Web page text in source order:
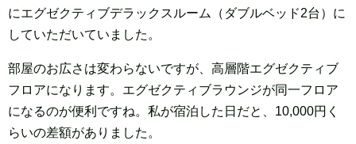
にエグゼクティブデラックスルーム（ダブルベッド2台）に
していただいていました。
部屋のお広さは変わらないですが、高層階エグゼクティブ
フロアになります。エグゼクティブラウンジが同一フロア
になるのが便利ですね。私が宿泊した日だと、10,000円く
らいの差額がありました。